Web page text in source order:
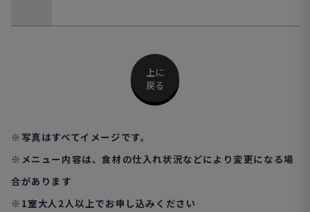
上に
戻る
※写真はすべてイメージです。
※メニュー内容は、食材の仕入れ状況などにより変更になる場
合があります
※1室大人2人以上でお申し込みください